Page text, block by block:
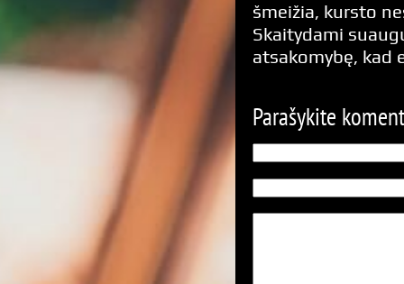
šmeižia, kursto
Skaitydami
atsakomybę, kad
Parašykite